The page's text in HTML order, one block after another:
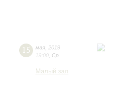
15 мая 2019
19:00 Ср
Малый зал